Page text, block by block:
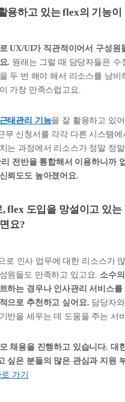
용하고 있는 flex의 기능이
UX/UI가 직관적이어서 구성원
. 원래는 그럴 때 담당자들은 수
두 번 해야 해서 리소스를 낭비
가장 만족스럽고요.
근태관리 기능을 잘 활용하고 있
무 신청서를 각각 다른 시스템
는 과정에서 리소스가 정말 정
전반을 통합해서 이용하니까
뢰도도 높아졌어요.
flex 도입을 망설이고 있
요?
로 인사 업무에 대한 리소스가
원들도 만족하고 있고요. 소수
하는 경우나 인사관리 서비스를
으로 추천하고 싶어요. 담당자
반을 세우는 데 도움을 주는 서
채용을 진행하고 있습니다. 대
싶은 분들의 많은 관심과 지원
가기